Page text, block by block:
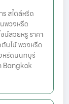
สไตล์หรีด
พวงหรีด
น์สวยหรู ราคา
นไม้ พวงหรีด
หรีดนนทบุรี
Bangkok